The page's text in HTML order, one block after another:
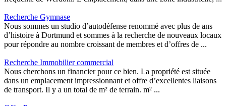
Recherche Gymnase
Nous sommes un studio d’autodéfense renommé avec plus de ans
d’histoire à Dortmund et sommes à la recherche de nouveaux locaux
pour répondre au nombre croissant de membres et d’offres de ...
Recherche Immobilier commercial
Nous cherchons un financier pour ce bien. La propriété est située
dans un emplacement impressionnant et offre d’excellentes liaisons
de transport. Il y a un total de m² de terrain. m² ...